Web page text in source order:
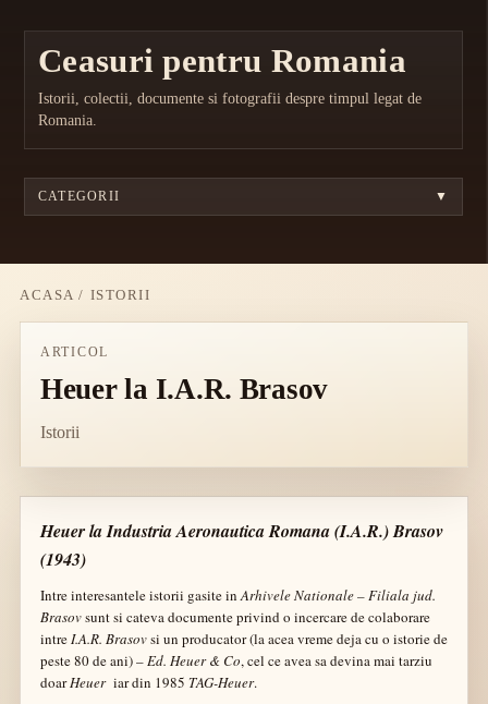
Ceasuri pentru Romania
Istorii, colectii, documente si fotografii despre timpul legat de
Romania.
CATEGORII ▼
ACASA / ISTORII
ARTICOL
Heuer la I.A.R. Brasov
Istorii
Heuer la Industria Aeronautica Romana (I.A.R.) Brasov
(1943)
Intre interesantele istorii gasite inArhivele Nationale – Filiala jud.
Brasovsunt si cateva documente privind o incercare de colaborare
intreI.A.R. Brasovsi un producator (la acea vreme deja cu o istorie de
peste 80 de ani) –Ed. Heuer & Co, cel ce avea sa devina mai tarziu
doarHeueriar din 1985 TAG-Heuer.